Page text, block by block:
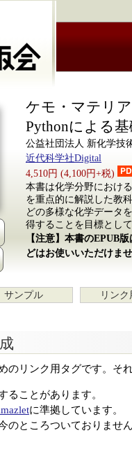
ケモ・マテリ
Pythonによる
公益社団法人 新化学技
近代科学社Digital
4,510円 (4,100円+税)
本書は化学分野におけ
を重点的に解説した教
どの多様な化学データ
得することを目標として
【注意】本書のEPUB
どはお使いいただけま
サンプル リン
のリンク用タグです。そ
ることがあります。
に準拠しています。
のところついておりませ